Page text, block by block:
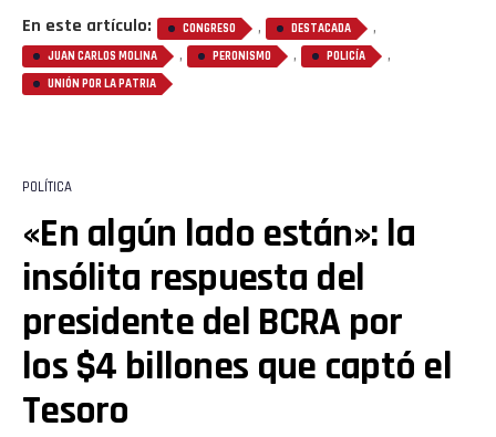
En este artículo: CONGRESO , DESTACADA ,
JUAN CARLOS MOLINA , PERONISMO , POLICÍA ,
UNIÓN POR LA PATRIA
POLÍTICA
«En algún lado están»: la
insólita respuesta del
presidente del BCRA por
los $4 billones que captó el
Tesoro